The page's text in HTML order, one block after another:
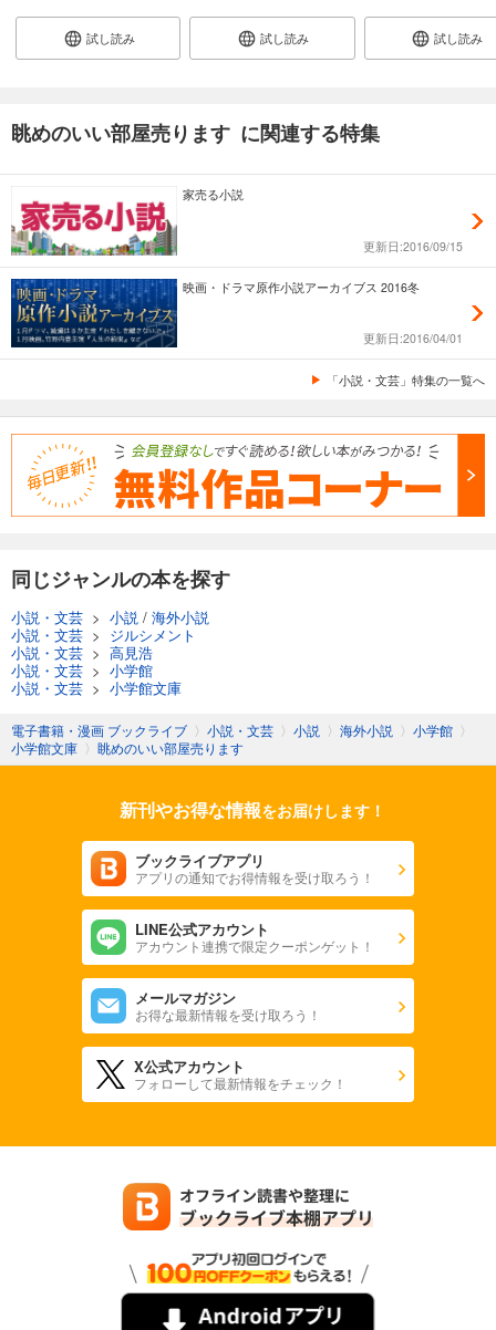
試し読み 試し読み 試し読み
眺めのいい部屋売ります に関連する特集
家売る小説
更新日:2016/09/15
映画・ドラマ原作小説アーカイブス 2016冬
更新日:2016/04/01
「小説・文芸」特集の一覧へ
同じジャンルの本を探す
小説・文芸 > 小説 / 海外小説
小説・文芸 > ジルシメント
小説・文芸 > 高見浩
小説・文芸 > 小学館
小説・文芸 > 小学館文庫
電子書籍・漫画 ブックライブ 〉 小説・文芸 〉 小説 〉 海外小説 〉 小学館 〉
小学館文庫 〉 眺めのいい部屋売ります
新刊やお得な情報をお届けします！
ブックライブアプリ
アプリの通知でお得情報を受け取ろう！
LINE公式アカウント
アカウント連携で限定クーポンゲット！
メールマガジン
お得な最新情報を受け取ろう！
X公式アカウント
フォローして最新情報をチェック！